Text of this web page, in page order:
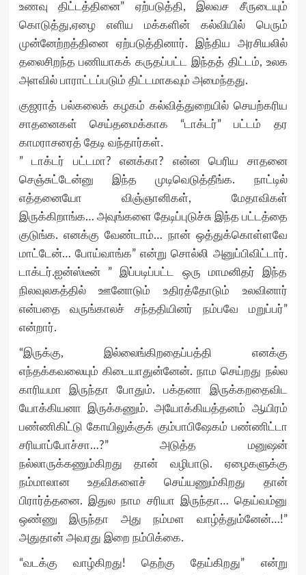
உணவு திட்டத்தினை” ஏற்படுத்தி, இலவச சீருடையும்
கொடுத்து,ஏழை எளிய மக்களின் கல்வியில் பெரும்
முன்னேற்றத்தினை ஏற்படுத்தினார். இந்திய அரசியலில்
தலைசிறந்த பணியாகக் கருதப்பட்ட இந்தத் திட்டம், உலக
அளவில் பாராட்டப்படும் திட்டமாகவும் அமைந்தது.
குஜராத் பல்கலைக் கழகம் கல்வித்துறையில் செயற்கரிய
சாதனைகள் செய்தமைக்காக “டாக்டர்” பட்டம் தர
காமராசரைத் தேடி வந்தார்கள்.
” டாக்டர் பட்டமா? எனக்கா? என்ன பெரிய சாதனை
செஞ்சுட்டேன்னு இந்த முடிவெடுத்தீங்க. நாட்டில்
எத்தனையோ விஞ்ஞானிகள், மேதாவிகள்
இருக்கிறாங்க… அவுங்களை தேடிப்புடுச்சு இந்த பட்டத்தை
குடுங்க. எனக்கு வேண்டாம்… நான் ஒத்துக்கொள்ளவே
மாட்டேன்… போய்வாங்க” என்று சொல்லி அனுப்பிவிட்டார்.
டாக்டர்.ஐன்ஸ்டீன் ” இப்படிப்பட்ட ஒரு மாமனிதர் இந்த
நிலவுலகத்தில் ஊனோடும் உதிரத்தோடும் உலவினார்
என்பதை வருங்காலச் சந்ததியினர் நம்பவே மறுப்பர்”
என்றார்.
“இருக்கு, இல்லைங்கிறதைப்பத்தி எனக்கு
எந்தக்கவலையும் கிடையாதுன்னேன். நாம செய்றது நல்ல
காரியமா இருந்தா போதும். பக்தனா இருக்கறதைவிட
யோக்கியனா இருக்கணும். அயோக்கியத்தனம் ஆயிரம்
பண்ணிகிட்டு கோயிலுக்குக் கும்பாபிஷேகம் பண்ணிட்டா
சரியாப்போச்சா…?” அடுத்த மனுஷன்
நல்லாருக்கணும்கிறது தான் வழிபாடு. ஏழைகளுக்கு
நம்மாலான உதவிகளைச் செய்யணும்கிறது தான்
பிரார்த்தனை. இதுல நாம சரியா இருந்தா… தெய்வம்னு
ஒண்ணு இருந்தா அது நம்மள வாழ்த்தும்னேன்…!”
அதுதான் அவரது இறை நம்பிக்கை.
“வடக்கு வாழ்கிறது! தெற்கு தேய்கிறது” என்று